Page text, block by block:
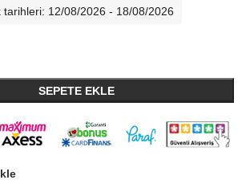
tarihleri: 12/08/2026 - 18/08/2026
SEPETE EKLE